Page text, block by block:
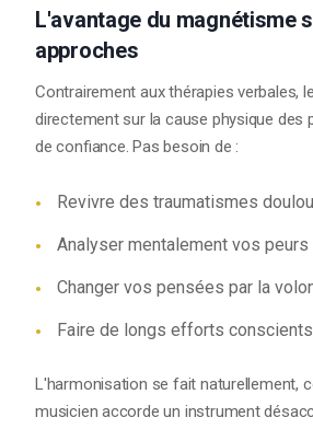
L'avantage du magnétisme
approches
Contrairement aux thérapies verbales,
directement sur la cause physique des
de confiance. Pas besoin de :
Revivre des traumatismes
Analyser mentalement vos peurs
Changer vos pensées par la
Faire de longs efforts conscients
L'harmonisation se fait naturellement,
musicien accorde un instrument